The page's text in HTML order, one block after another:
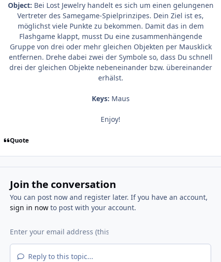
Object: Bei Lost Jewelry handelt es sich um einen gelungenen
Vertreter des Samegame-Spielprinzipes. Dein Ziel ist es,
möglichst viele Punkte zu bekommen. Damit das in dem
Flashgame klappt, musst Du eine zusammenhängende
Gruppe von drei oder mehr gleichen Objekten per Mausklick
entfernen. Drehe dabei zwei der Symbole so, dass Du schnell
drei der gleichen Objekte nebeneinander bzw. übereinander
erhälst.
Keys: Maus
Enjoy!
Quote
Join the conversation
You can post now and register later. If you have an account,
sign in nowto post with your account.
Reply to this topic...